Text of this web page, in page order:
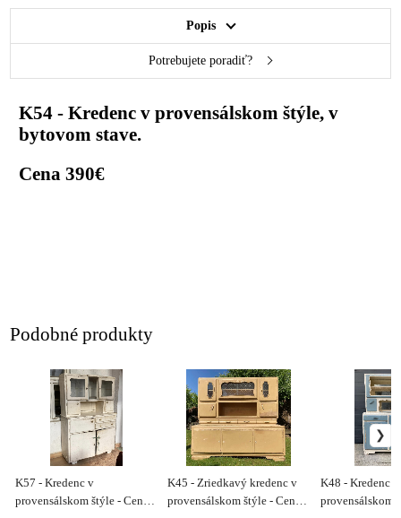
Popis
Potrebujete poradiť?
K54 - Kredenc v provensálskom štýle, v
bytovom stave.
Cena 390€
Podobné produkty
K57 - Kredenc v
provensálskom štýle - Cena
K45 - Zriedkavý kredenc v
provensálskom štýle - Cena
K48 - Kredenc v
provensálskom